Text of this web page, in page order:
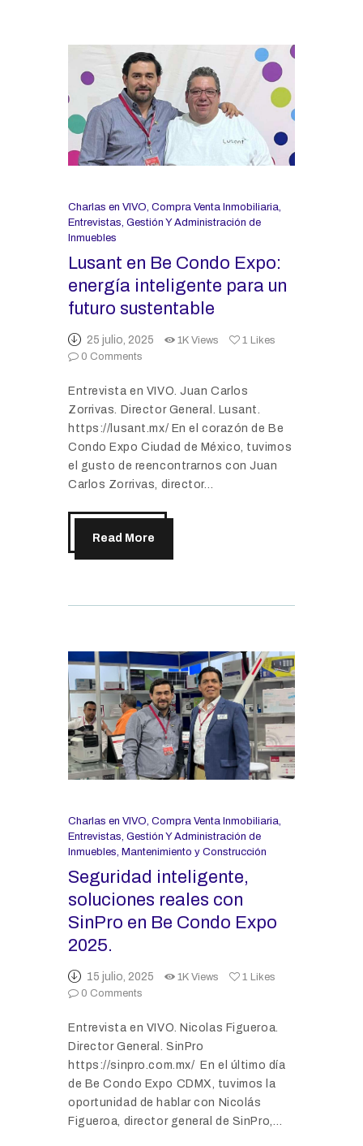
Charlas en VIVO Compra Venta Inmobiliaria
Entrevistas Gestión Y Administración de
Inmuebles
Lusant en Be Condo Expo:
energía inteligente para un
futuro sustentable
25 julio, 2025 1K Views 1 Likes
0 Comments
Entrevista en VIVO. Juan Carlos
Zorrivas. Director General. Lusant.
https://lusant.mx/ En el corazón de Be
Condo Expo Ciudad de México, tuvimos
el gusto de reencontrarnos con Juan
Carlos Zorrivas, director…
Read More
Charlas en VIVO Compra Venta Inmobiliaria
Entrevistas Gestión Y Administración de
Inmuebles Mantenimiento y Construcción
Seguridad inteligente,
soluciones reales con
SinPro en Be Condo Expo
2025.
15 julio, 2025 1K Views 1 Likes
0 Comments
Entrevista en VIVO. Nicolas Figueroa.
Director General. SinPro
https://sinpro.com.mx/ En el último día
de Be Condo Expo CDMX, tuvimos la
oportunidad de hablar con Nicolás
Figueroa, director general de SinPro,…